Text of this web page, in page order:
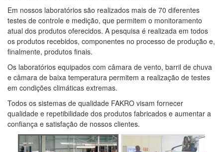
Em nossos laboratórios são realizados mais de 70 diferentes
testes de controle e medição, que permitem o monitoramento
atual dos produtos oferecidos. A pesquisa é realizada em todos
os produtos recebidos, componentes no processo de produção e,
finalmente, produtos finais.
Os laboratórios equipados com câmara de vento, barril de chuva
e câmara de baixa temperatura permitem a realização de testes
em condições climáticas extremas.
Todos os sistemas de qualidade FAKRO visam fornecer
qualidade e repetibilidade dos produtos fabricados e aumentar a
confiança e satisfação de nossos clientes.